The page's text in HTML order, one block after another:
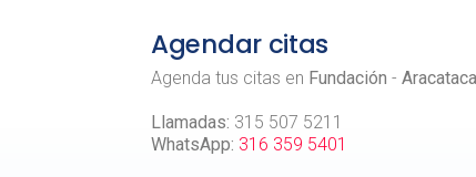
Agendar citas
Agenda tus citas en Fundación - Aracataca
Llamadas: 315 507 5211
WhatsApp: 316 359 5401